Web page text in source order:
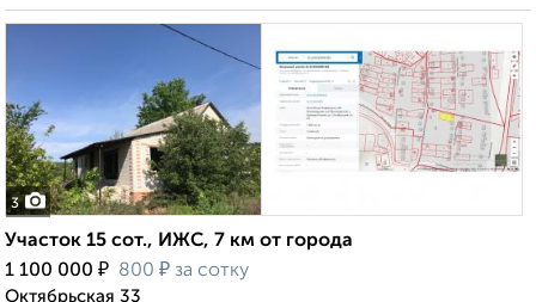
3
Участок 15 сот., ИЖС, 7 км от города
1 100 000 ₽ 800 ₽ за сотку
Октябрьская 33